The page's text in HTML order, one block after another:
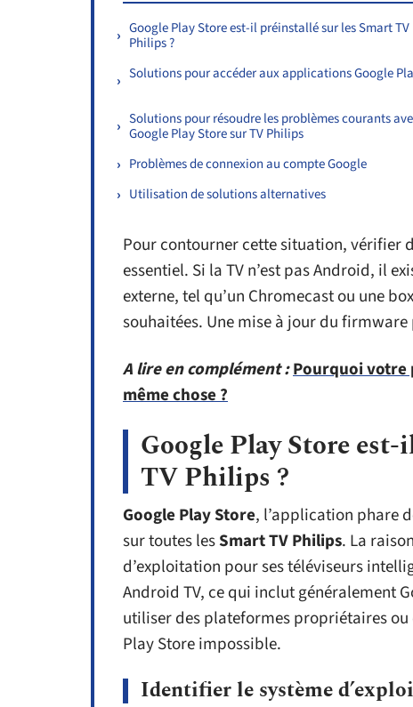
Google Play Store est-il préinstallé sur les Smart TV
Philips ?
Solutions pour accéder aux applications Google
Solutions pour résoudre les problèmes courants
Google Play Store sur TV Philips
Problèmes de connexion au compte Google
Utilisation de solutions alternatives
Pour contourner cette situation, vérifier
essentiel. Si la TV n’est pas Android, il
externe, tel qu’un Chromecast ou une
souhaitées. Une mise à jour du
A lire en complément :Pourquoi votre
même chose ?
Google Play Store
TV Philips ?
Google Play Store, l’application phare
sur toutes lesSmart TV Philips. La
d’exploitation pour ses téléviseurs
Android TV, ce qui inclut généralement
utiliser des plateformes propriétaires ou
Play Store impossible.
Identifier le système